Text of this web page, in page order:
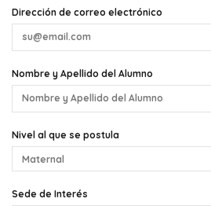
Dirección de correo electrónico
Nombre y Apellido del Alumno
Nivel al que se postula
Sede de Interés